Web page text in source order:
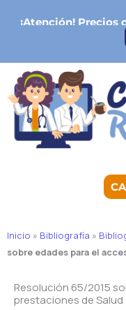
¡Atención!Precios
Inicio » Bibliografía »
sobre edades para el
Resolución 65/2015
prestaciones de Salud